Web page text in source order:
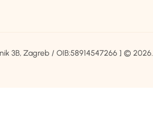
3B, Zagreb / OIB:58914547266 ] © 2026.